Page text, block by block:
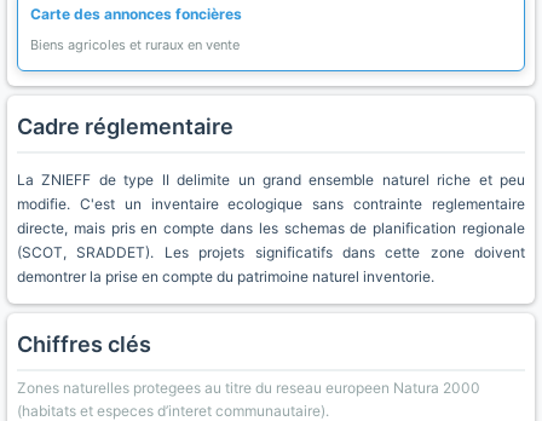
Carte des annonces foncières
Biens agricoles et ruraux en vente
Cadre réglementaire
La ZNIEFF de type II delimite un grand ensemble naturel riche et peu
modifie. C'est un inventaire ecologique sans contrainte reglementaire
directe, mais pris en compte dans les schemas de planification regionale
(SCOT, SRADDET). Les projets significatifs dans cette zone doivent
demontrer la prise en compte du patrimoine naturel inventorie.
Chiffres clés
Zones naturelles protegees au titre du reseau europeen Natura 2000
(habitats et especes d’interet communautaire).